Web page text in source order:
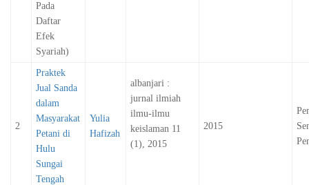
Pada
Daftar
Efek
Syariah)
2
Praktek
Jual Sanda
dalam
Masyarakat
Petani di
Hulu
Sungai
Tengah
Yulia
Hafizah
albanjari :
jurnal ilmiah
ilmu-ilmu
keislaman 11
(1), 2015
2015